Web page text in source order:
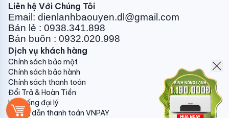
Liên hệ Với Chúng Tôi
Email: dienlanhbaouyen.dl@gmail.com
Bán lẻ : 0938.341.898
Bán buôn : 0932.020.998
Dịch vụ khách hàng
Chính sách bảo mật
Chính sách bảo hành
Chính sách thanh toán
Đổi Trả & Hoàn Tiền
Hệ thống đại lý
Hướng dẫn thanh toán VNPAY